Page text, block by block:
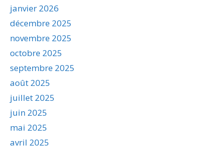
janvier 2026
décembre 2025
novembre 2025
octobre 2025
septembre 2025
août 2025
juillet 2025
juin 2025
mai 2025
avril 2025